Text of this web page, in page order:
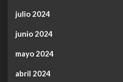
julio 2024
junio 2024
mayo 2024
abril 2024